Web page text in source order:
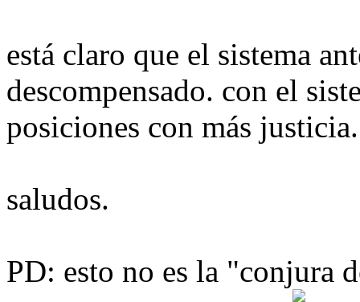
está claro que el sistema
descompensado. con el
posiciones con más justicia.
saludos.
PD: esto no es la "conjura